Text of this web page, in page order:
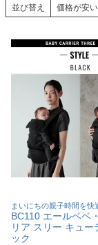
並び替え 価格が安
まいにちの親子時間を快
BC110 エールベベ
リア スリー キュー
ック